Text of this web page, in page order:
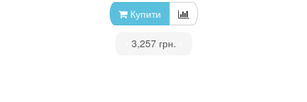
Купити
3,257 грн.